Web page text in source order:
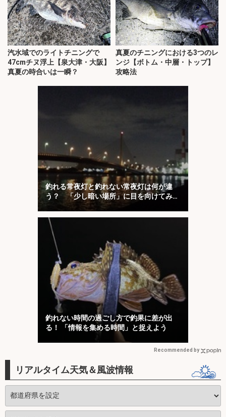
汽水域でのライトチニングで
47cmチヌ浮上【泉大津・大阪】
真夏の時合いは一瞬？
真夏のチニングにおける3つのレ
ンジ【ボトム・中層・トップ】
攻略法
釣れる常夜灯と釣れない常夜灯は何が違
う？ 「少し暗い場所」に目を向けてみよ
釣れない時間の過ごし方で釣果に差が出
る！ 「情報を集める時間」と捉えよう
Recommended by
リアルタイム天気＆風波情報